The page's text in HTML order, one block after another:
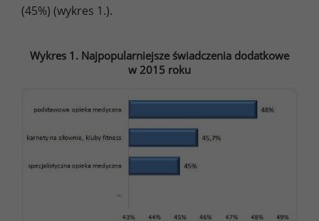
(45%) (wykres 1.).
Wykres 1. Najpopularniejsze świadczenia dodatkowe
w 2015 roku